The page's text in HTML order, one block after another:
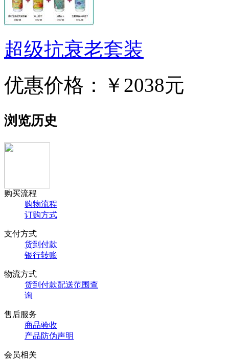
超级抗衰老套装
优惠价格：
￥2038元
浏览历史
购买流程
购物流程
订购方式
支付方式
货到付款
银行转账
物流方式
货到付款配送范围查
询
售后服务
商品验收
产品防伪声明
会员相关